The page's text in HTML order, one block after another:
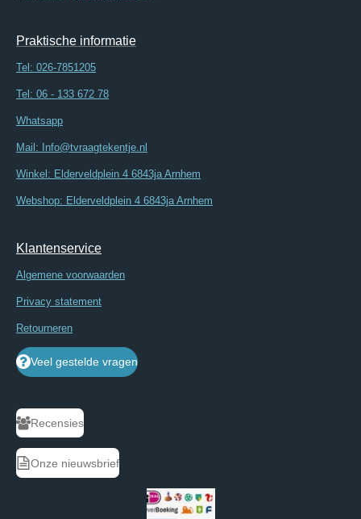
Praktische informatie
Tel: 026-7851205
Tel: 06 - 133 672 78
Whatsapp
Mail: Info@tvraagtekentje.nl
Winkel: Elderveldplein 4 6843ja Arnhem
Webshop: Elderveldplein 4 6843ja Arnhem
Klantenservice
Algemene voorwaarden
Privacy statement
Retourneren
Veel gestelde vragen
Recensies
Onze nieuwsbrief